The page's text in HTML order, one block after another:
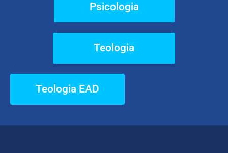
Psicologia
Teologia
Teologia EAD